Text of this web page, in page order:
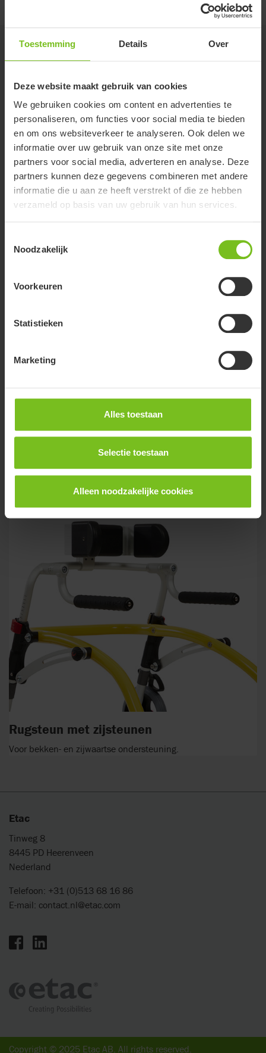
Toestemming Details Over
Deze website maakt gebruik van cookies
We gebruiken cookies om content en advertenties te
personaliseren, om functies voor social media te bieden
en om ons websiteverkeer te analyseren. Ook delen we
informatie over uw gebruik van onze site met onze
partners voor social media, adverteren en analyse. Deze
partners kunnen deze gegevens combineren met andere
informatie die u aan ze heeft verstrekt of die ze hebben
verzameld op basis van uw gebruik van hun services.
Noodzakelijk
Voorkeuren
Statistieken
Marketing
Alles toestaan
Selectie toestaan
Alleen noodzakelijke cookies
Gerelateerde producten
De R82 Crocodile is een belangrijke vooruitgang op het
uiteenlopende uitdagingen. Als loophulp voor kinderen met
bewegingsvrijheid mogelijk te maken.
Rugsteun met zijsteunen
Voor bekken- en zijwaartse ondersteuning.
Etac
Tinweg 8
8445 PD Heerenveen
Nederland
Telefoon: +31 (0)513 68 16 86
E-mail: contact.nl@etac.com
Copyright © 2025 Etac AB. All rights reserved.